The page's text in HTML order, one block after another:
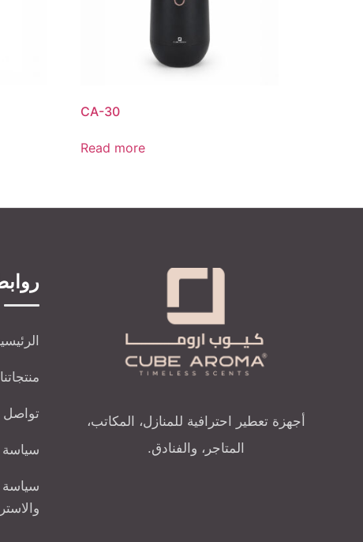
CA-30
Read more
أجهزة تعطير احترافية للمنازل، المكاتب،
المتاجر، والفنادق.
منتجاتنا
تواصل
سياسة